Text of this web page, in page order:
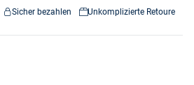
Sicher bezahlen Unkomplizierte Retoure